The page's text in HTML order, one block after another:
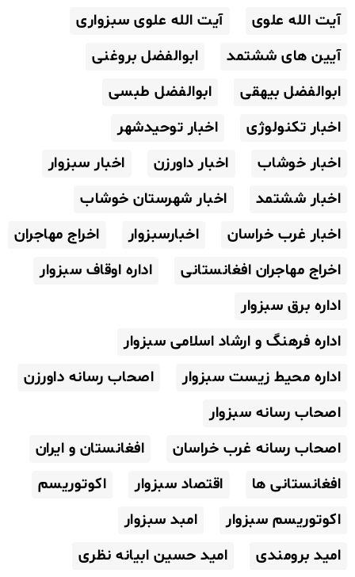
آیت الله علوی
آیت الله علوی سبزواری
آیین های ششتمد
ابوالفضل بروغنی
ابوالفضل بیهقی
ابوالفضل طبسی
اخبار تکنولوژی
اخبار توحیدشهر
اخبار خوشاب
اخبار داورزن
اخبار سبزوار
اخبار ششتمد
اخبار شهرستان خوشاب
اخبار غرب خراسان
اخبارسبزوار
اخراج مهاجران
اخراج مهاجران افغانستانی
اداره اوقاف سبزوار
اداره برق سبزوار
اداره فرهنگ و ارشاد اسلامی سبزوار
اداره محیط زیست سبزوار
اصحاب رسانه داورزن
اصحاب رسانه سبزوار
اصحاب رسانه غرب خراسان
افغانستان و ایران
افغانستانی ها
اقتصاد سبزوار
اکوتوریسم
اکوتوریسم سبزوار
امبد سبزوار
امید برومندی
امید حسین ابیانه نظری